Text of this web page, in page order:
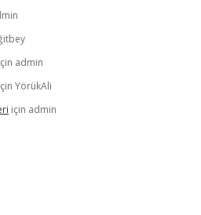
admin
YörükAli
için admin